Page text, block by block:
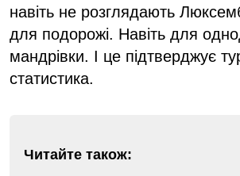
навіть не розглядають
для подорожі. Навіть для
мандрівки. І це підтверджує
статистика.
Читайте також: